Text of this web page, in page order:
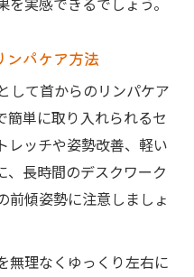
実感できるでしょう。
ンパケア方法
して首からのリンパケア
簡単に取り入れられるセ
レッチや姿勢改善、軽い
、長時間のデスクワーク
前傾姿勢に注意しましょ
無理なくゆっくり左右に